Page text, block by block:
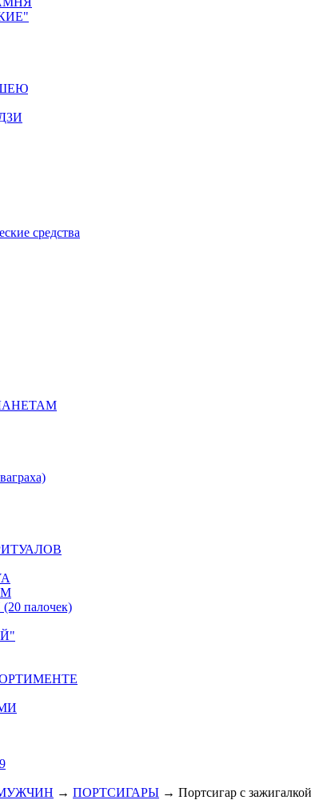
средства
палочек)
→ ПОРТСИГАРЫ → Портсигар с